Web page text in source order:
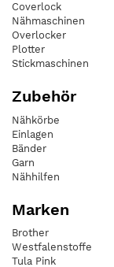
Coverlock
Nähmaschinen
Overlocker
Plotter
Stickmaschinen
Zubehör
Nähkörbe
Einlagen
Bänder
Garn
Nähhilfen
Marken
Brother
Westfalenstoffe
Tula Pink